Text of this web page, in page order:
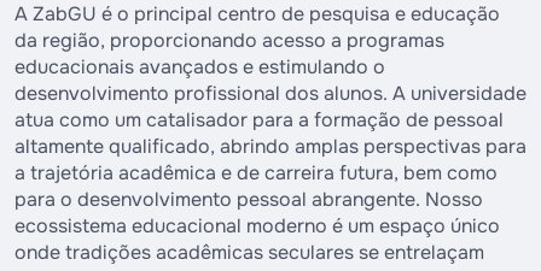
A ZabGU é o principal centro de pesquisa e educação
da região, proporcionando acesso a programas
educacionais avançados e estimulando o
desenvolvimento profissional dos alunos. A universidade
atua como um catalisador para a formação de pessoal
altamente qualificado, abrindo amplas perspectivas para
a trajetória acadêmica e de carreira futura, bem como
para o desenvolvimento pessoal abrangente. Nosso
ecossistema educacional moderno é um espaço único
onde tradições acadêmicas seculares se entrelaçam